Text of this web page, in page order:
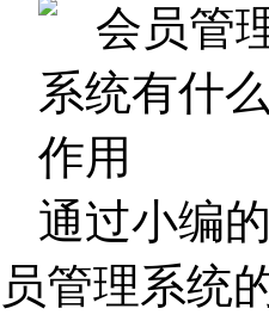
通过小编
员管理系统